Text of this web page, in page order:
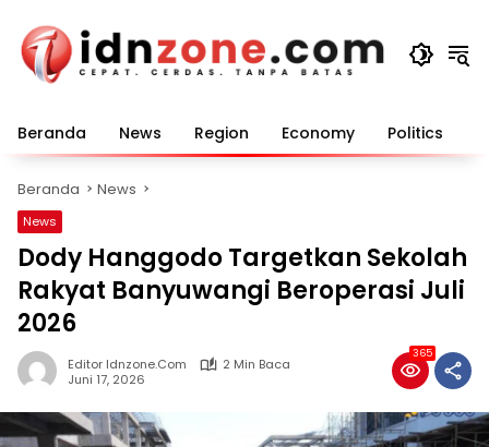
konten
Beranda News Region Economy Politics
Beranda News
News
Dody Hanggodo Targetkan Sekolah
Rakyat Banyuwangi Beroperasi Juli
2026
Editor Idnzone.com
2 Min Baca
Juni 17, 2026
365